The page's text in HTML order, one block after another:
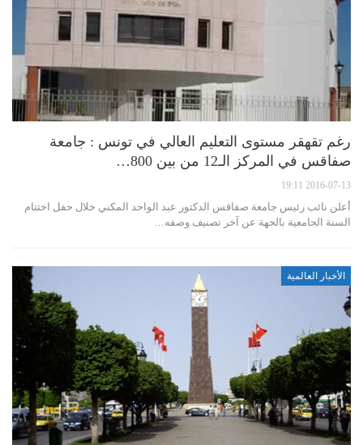
رغم تقهقر مستوى التعليم العالي في تونس : جامعة
صفاقس في المركز الـ12 من بين 800…
2016-07-13 19:11
أعلن نائب رئيس جامعة صفاقس الدكتور عبد الواحد المكني خلال حفل اختتام
السنة الجامعية بالجهة عن آخر تصنيف وصفه…
الأخبار العالمية